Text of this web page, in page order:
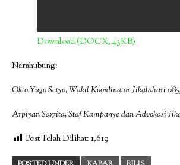
Download (DOCX, 43KB)
Narahubung:
Okto Yugo Setyo,Wakil Koordinator Jikalahari
Arpiyan Sargita, Staf Kampanye dan Advokasi
Post Telah Dilihat: 1,619